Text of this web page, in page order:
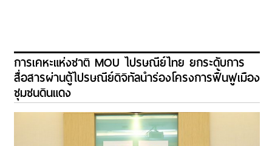
การเคหะแห่งชาติ MOU ไปรษณีย์ไทย ยกระดับการ
สื่อสารผ่านตู้ไปรษณีย์ดิจิทัลนำร่องโครงการฟื้นฟูเมือง
ชุมชนดินแดง